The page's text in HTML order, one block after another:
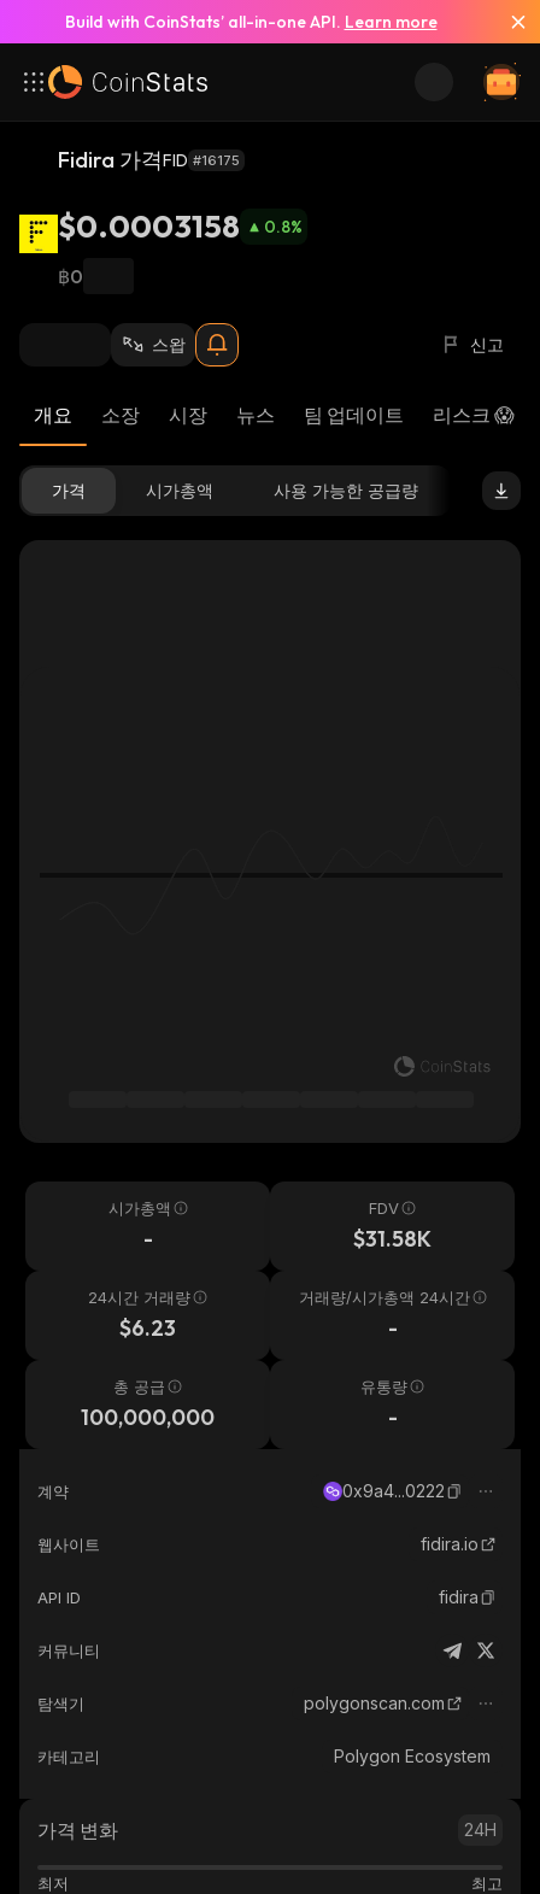
Build with CoinStats’ all-in-one API. Learn more
Fidira 가격FID #16175
$0.0003158 0.8%
฿0
스왑 신고
개요 소장 시장 뉴스 팀 업데이트 리스크 😱
가격 시가총액 사용 가능한 공급량
시가총액
-
FDV
$31.58K
24시간 거래량
$6.23
거래량/시가총액 24시간
-
총 공급
100,000,000
유통량
-
계약 0x9a4...0222
웹사이트 fidira.io
API ID fidira
커뮤니티
탐색기 polygonscan.com
카테고리 Polygon Ecosystem
가격 변화 24H
최저 최고